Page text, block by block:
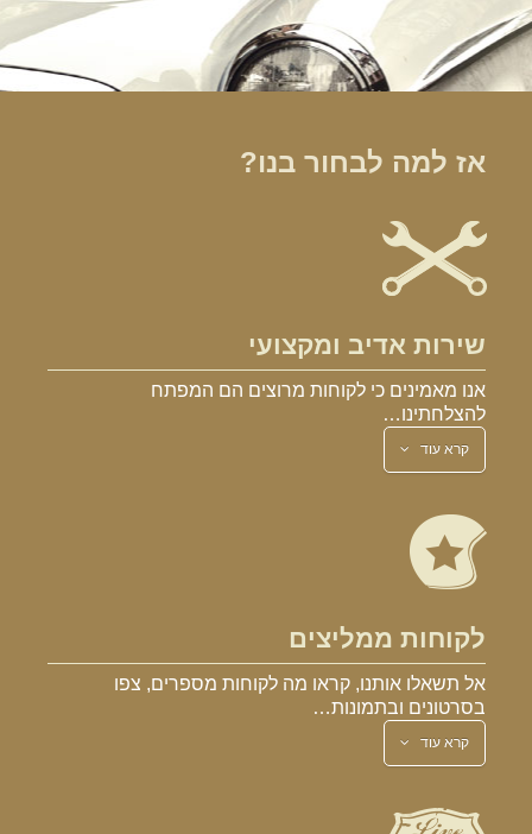
אז למה לבחור בנו?
שירות אדיב ומקצועי
אנו מאמינים כי לקוחות מרוצים הם המפתח
להצלחתינו…
קרא עוד
לקוחות ממליצים
אל תשאלו אותנו, קראו מה לקוחות מספרים, צפו
בסרטונים ובתמונות…
קרא עוד